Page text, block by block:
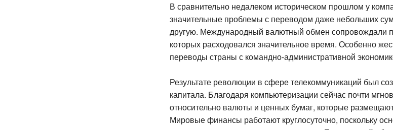
В сравнительно недалеком историческом прошлом у
значительные проблемы с переводом даже небольших
другую. Международный валютный обмен сопровождали
которых расходовался значительное время. Особенно
переводы страны с командно-административной
Результате революции в сфере телекоммуникаций был
капитала. Благодаря компьютеризации сейчас почти
относительно валюты и ценных бумаг, которые
Мировые финансы работают круглосуточно, поскольку